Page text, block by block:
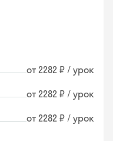
от 2282 ₽ / урок
от 2282 ₽ / урок
от 2282 ₽ / урок